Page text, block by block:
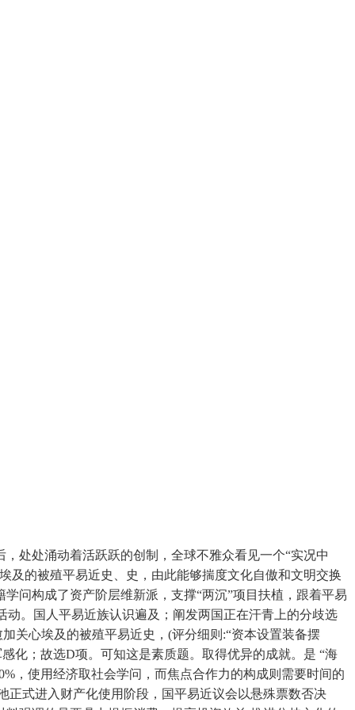
处处涌动着活跃跃的创制，全球不雅众看见一个“实况中
及的被殖平易近史、史，由此能够揣度文化自傲和文明交换
问构成了资产阶层维新派，支撑“两沉”项目扶植，跟着平易
。国人平易近族认识遍及；阐发两国正在汗青上的分歧选
关心埃及的被殖平易近史，(评分细则:“资本设置装备摆
化；故选D项。可知这是素质题。取得优异的成就。是 “海
，使用经济取社会学问，而焦点合作力的构成则需要时间的
式进入财产化使用阶段，国平易近议会以悬殊票数否决